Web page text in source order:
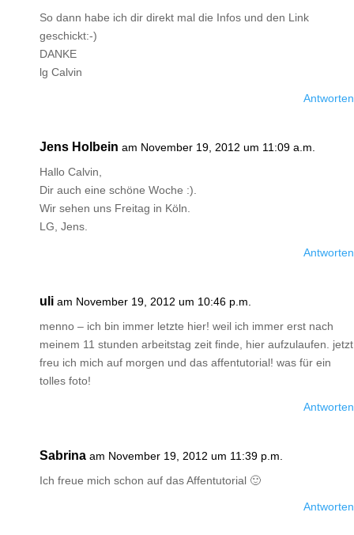
So dann habe ich dir direkt mal die Infos und den Link
geschickt:-)
DANKE
lg Calvin
Antworten
Jens Holbein am November 19, 2012 um 11:09 a.m.
Hallo Calvin,
Dir auch eine schöne Woche :).
Wir sehen uns Freitag in Köln.
LG, Jens.
Antworten
uli am November 19, 2012 um 10:46 p.m.
menno – ich bin immer letzte hier! weil ich immer erst nach
meinem 11 stunden arbeitstag zeit finde, hier aufzulaufen. jetzt
freu ich mich auf morgen und das affentutorial! was für ein
tolles foto!
Antworten
Sabrina am November 19, 2012 um 11:39 p.m.
Ich freue mich schon auf das Affentutorial 🙂
Antworten